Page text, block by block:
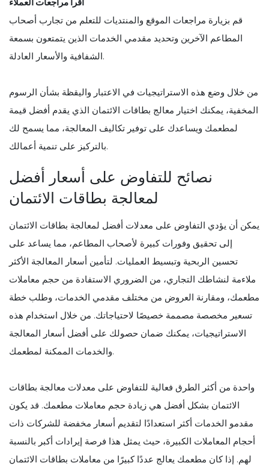
قم بزيارة مراجعات الموقع والمنتديات للتعلم من تجارب أصحاب
المطاعم الآخرين وتحديد مقدمي الخدمات الذين يتمتعون بسمعة
الشفافية والأسعار العادلة.
من خلال وضع هذه الاستراتيجيات في الاعتبار واليقظة بشأن الرسوم
المخفية، يمكنك اختيار معالج بطاقات الائتمان الذي يقدم أفضل قيمة
لمطعمك ويساعدك على توفير تكاليف المعالجة، مما يسمح لك
بالتركيز على تنمية أعمالك.
نصائح للتفاوض على أسعار أفضل
لمعالجة بطاقات الائتمان
يمكن أن يؤدي التفاوض على معدلات أفضل لمعالجة بطاقات الائتمان
إلى تحقيق وفورات كبيرة لأصحاب المطاعم، مما يساعد على
تحسين الربحية وتبسيط العمليات. لتأمين أسعار المعالجة الأكثر
ملاءمة لنشاطك التجاري، من الضروري الاستفادة من حجم معاملات
مطعمك، ومقارنة العروض من مختلف مقدمي الخدمات، وطلب خطة
تسعير مخصصة مصممة خصيصًا لاحتياجاتك. من خلال استخدام هذه
الاستراتيجيات، يمكنك ضمان حصولك على أفضل أسعار المعالجة
والخدمات الممكنة لمطعمك.
واحدة من أكثر الطرق فعالية للتفاوض على معدلات معالجة بطاقات
الائتمان بشكل أفضل هي زيادة حجم معاملات مطعمك. قد يكون
مقدمو الخدمات أكثر استعدادًا لتقديم أسعار مخفضة للشركات ذات
أحجام المعاملات الكبيرة، حيث يمثل هذا فرصة إيرادات أكبر بالنسبة
لهم. إذا كان مطعمك يعالج عددًا كبيرًا من معاملات بطاقات الائتمان